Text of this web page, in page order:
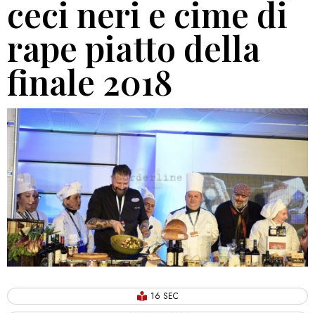
ceci neri e cime di
rape piatto della
finale 2018
16 SEC